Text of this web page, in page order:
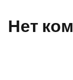
Нет